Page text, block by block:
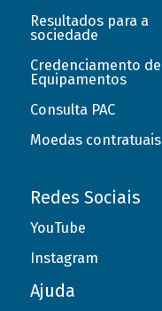
Resultados para a
sociedade
Credenciamento de
Equipamentos
Consulta PAC
Moedas contratuais
Redes Sociais
YouTube
Instagram
Ajuda